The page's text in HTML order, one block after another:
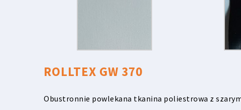
ROLLTEX GW 370
Obustronnie powlekana tkanina poliestrowa z